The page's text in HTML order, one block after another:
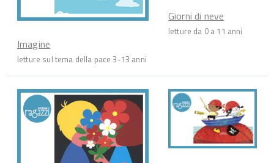
Imagine
letture sul tema della pace 3-13 anni
Giorni di neve
letture da 0 a 11 anni